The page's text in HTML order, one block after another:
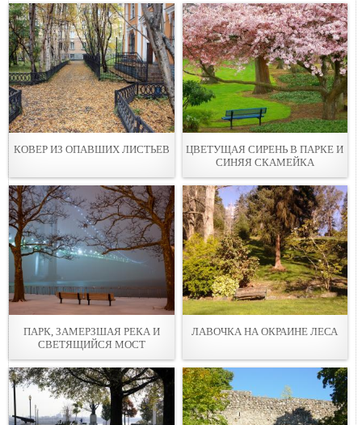
КОВЕР ИЗ ОПАВШИХ ЛИСТЬЕВ
ЦВЕТУЩАЯ СИРЕНЬ В ПАРКЕ И
СИНЯЯ СКАМЕЙКА
ПАРК, ЗАМЕРЗШАЯ РЕКА И
СВЕТЯЩИЙСЯ МОСТ
ЛАВОЧКА НА ОКРАИНЕ ЛЕСА